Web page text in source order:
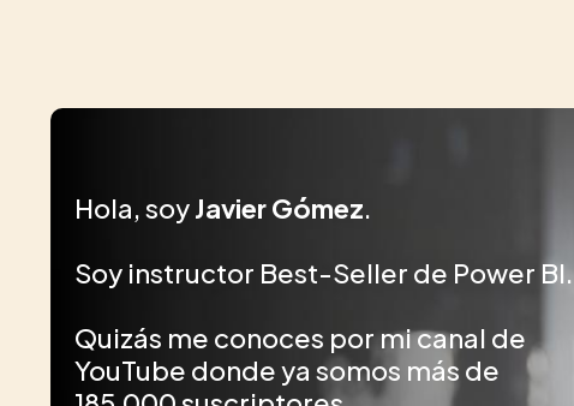
Hola, soyJavier Gómez.
Soy instructor Best-Seller de Power BI.
Quizás me conoces por mi canal de
YouTube donde ya somos más de